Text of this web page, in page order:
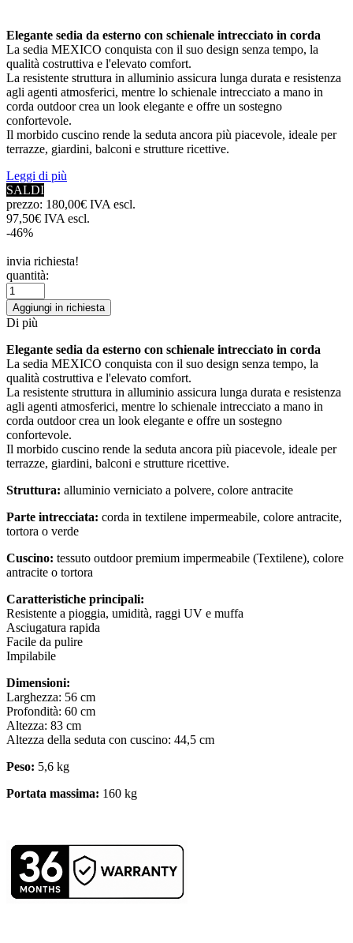
Elegante sedia da esterno con schienale intrecciato in corda
La sedia MEXICO conquista con il suo design senza tempo, la
qualità costruttiva e l'elevato comfort.
La resistente struttura in alluminio assicura lunga durata e resistenza
agli agenti atmosferici, mentre lo schienale intrecciato a mano in
corda outdoor crea un look elegante e offre un sostegno
confortevole.
Il morbido cuscino rende la seduta ancora più piacevole, ideale per
terrazze, giardini, balconi e strutture ricettive.
Leggi di più
SALDI
prezzo: 180,00€ IVA escl.
97,50€ IVA escl.
-46%
invia richiesta!
quantità:
Aggiungi in richiesta
Di più
Elegante sedia da esterno con schienale intrecciato in corda
La sedia MEXICO conquista con il suo design senza tempo, la
qualità costruttiva e l'elevato comfort.
La resistente struttura in alluminio assicura lunga durata e resistenza
agli agenti atmosferici, mentre lo schienale intrecciato a mano in
corda outdoor crea un look elegante e offre un sostegno
confortevole.
Il morbido cuscino rende la seduta ancora più piacevole, ideale per
terrazze, giardini, balconi e strutture ricettive.
Struttura: alluminio verniciato a polvere, colore antracite
Parte intrecciata: corda in textilene impermeabile, colore antracite,
tortora o verde
Cuscino: tessuto outdoor premium impermeabile (Textilene), colore
antracite o tortora
Caratteristiche principali:
Resistente a pioggia, umidità, raggi UV e muffa
Asciugatura rapida
Facile da pulire
Impilabile
Dimensioni:
Larghezza: 56 cm
Profondità: 60 cm
Altezza: 83 cm
Altezza della seduta con cuscino: 44,5 cm
Peso: 5,6 kg
Portata massima: 160 kg